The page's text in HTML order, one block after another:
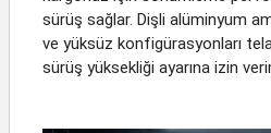
sürüş sağlar. Dişli alüminyum
ve yüksüz konfigürasyonları
sürüş yüksekliği ayarına izin